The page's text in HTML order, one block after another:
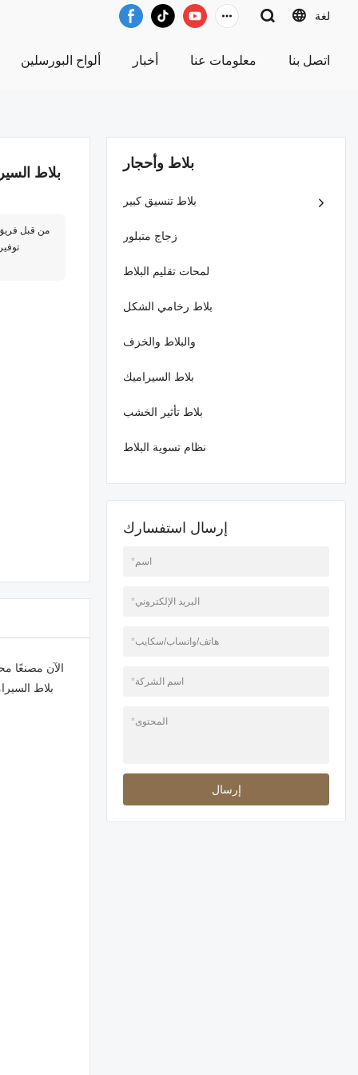
لغة
ألواح البورسلين أخبار معلومات عنا اتصل بنا
بلاط
بلاط
بلاط وأحجار
بلاط تنسيق كبير
زجاج متبلور
لمحات تقليم البلاط
بلاط رخامي الشكل
والبلاط والخزف
بلاط السيراميك
بلاط تأثير الخشب
نظام تسوية البلاط
إرسال استفسارك
*اسم
*البريد الإلكتروني
*هاتف/واتساب/سكايب
*اسم الشركة
*المحتوى
إرسال